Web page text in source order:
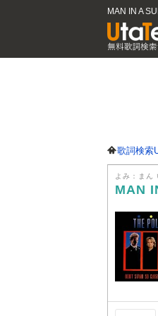
MAN IN A
歌詞検索
よみ：まん
MAN